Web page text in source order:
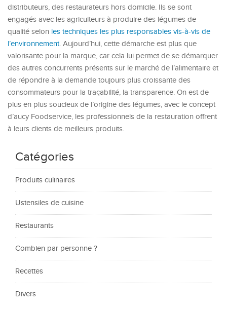
distributeurs, des restaurateurs hors domicile. Ils se sont
engagés avec les agriculteurs à produire des légumes de
qualité selon les techniques les plus responsables vis-à-vis de
l’environnement. Aujourd’hui, cette démarche est plus que
valorisante pour la marque, car cela lui permet de se démarquer
des autres concurrents présents sur le marché de l’alimentaire et
de répondre à la demande toujours plus croissante des
consommateurs pour la traçabilité, la transparence. On est de
plus en plus soucieux de l’origine des légumes, avec le concept
d’aucy Foodservice, les professionnels de la restauration offrent
à leurs clients de meilleurs produits.
Catégories
Produits culinaires
Ustensiles de cuisine
Restaurants
Combien par personne ?
Recettes
Divers